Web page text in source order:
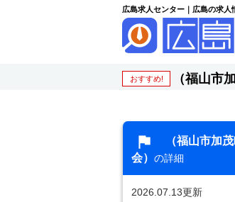
広島求人センター｜広島の求人
おすすめ! （福山市
（福山市加
会） の詳細
2026.07.13更新